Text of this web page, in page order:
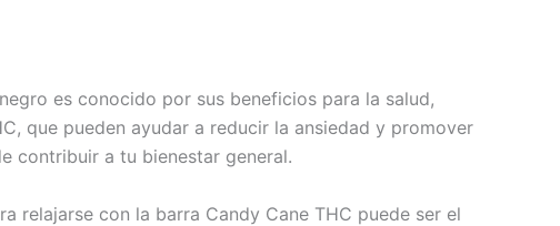
es conocido por sus beneficios para la salud,
que pueden ayudar a reducir la ansiedad y promover
contribuir a tu bienestar general.
relajarse con la barra Candy Cane THC puede ser el